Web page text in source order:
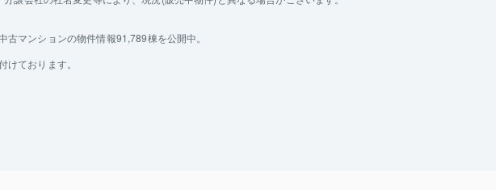
マンションの物件情報91,789棟を公開中。
ております。